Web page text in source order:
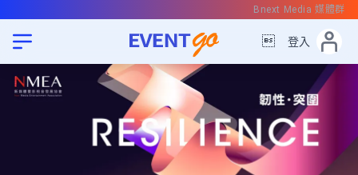
Bnext Media 媒體群
 登入